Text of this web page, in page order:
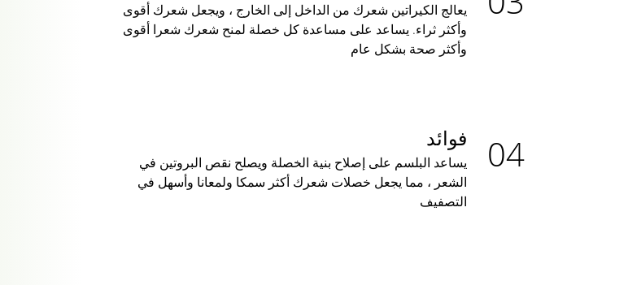
يعالج الكيراتين شعرك من الداخل إلى الخارج ، ويجعل شعرك أقوى
وأكثر ثراء. يساعد على مساعدة كل خصلة لمنح شعرك شعرا أقوى
وأكثر صحة بشكل عام
فوائد
يساعد البلسم على إصلاح بنية الخصلة ويصلح نقص البروتين في
الشعر ، مما يجعل خصلات شعرك أكثر سمكا ولمعانا وأسهل في
التصفيف